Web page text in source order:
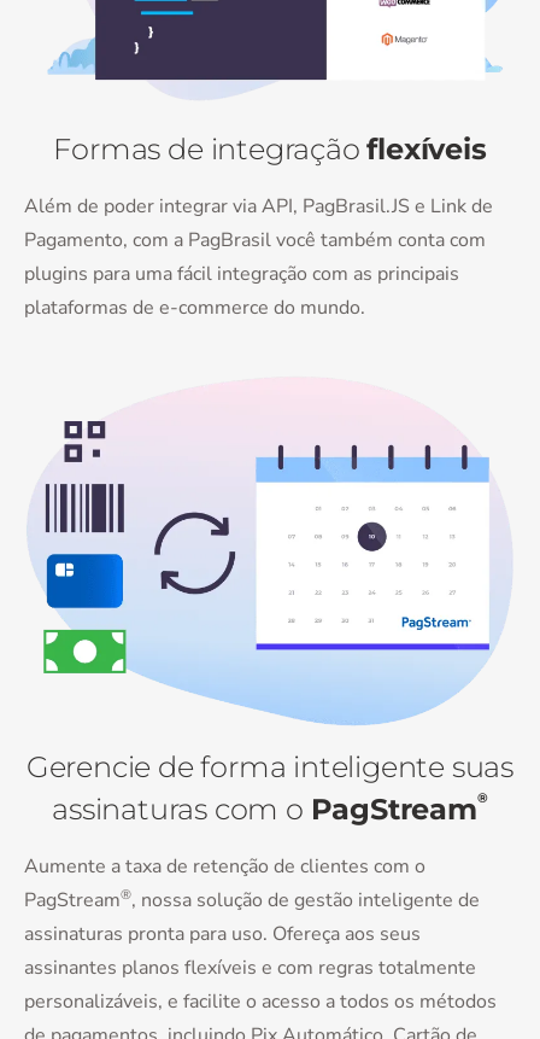
Formas de integraçãoflexíveis
Além de poder integrar via API, PagBrasil.JS e Link de
Pagamento, com a PagBrasil você também conta com
plugins para uma fácil integração com as principais
plataformas de e-commerce do mundo.
Gerencie de forma inteligente suas
assinaturas com o PagStream®
Aumente a taxa de retenção de clientes com o
PagStream®, nossa solução de gestão inteligente de
assinaturas pronta para uso. Ofereça aos seus
assinantes planos flexíveis e com regras totalmente
personalizáveis, e facilite o acesso a todos os métodos